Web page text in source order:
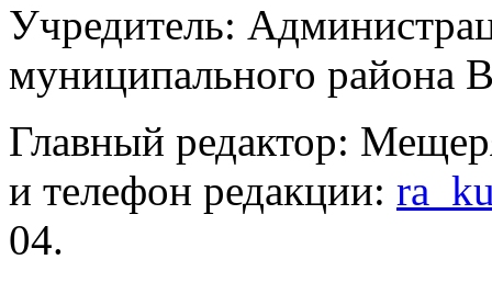
Учредитель:
муниципального района
Главный редактор:
и телефон редакции:
04.